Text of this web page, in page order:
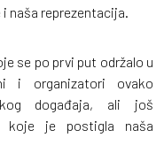
naša reprezentacija.
se po prvi put održalo u
i organizatori ovako
događaja, ali još
koje je postigla naša